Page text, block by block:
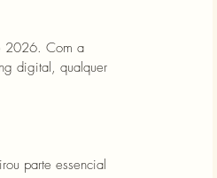
2026. Com a
digital, qualquer
parte essencial